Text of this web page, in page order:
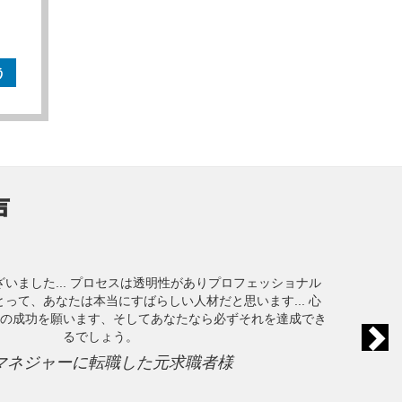
いました... プロセスは透明性がありプロフェッショナル
って、あなたは本当にすばらしい人材だと思います... 心
成功を願います、そしてあなたなら必ずそれを達成でき
るでしょう。
ネジャーに転職した元求職者様